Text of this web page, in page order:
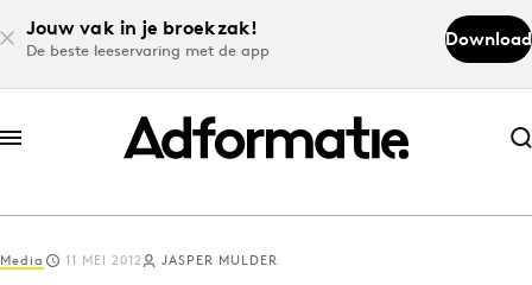
Jouw vak in je broekzak!
De beste leeservaring met de app
Download
Abonneer nu
Abonneer nu
Log in
Media 11 MEI 2012 JASPER MULDER